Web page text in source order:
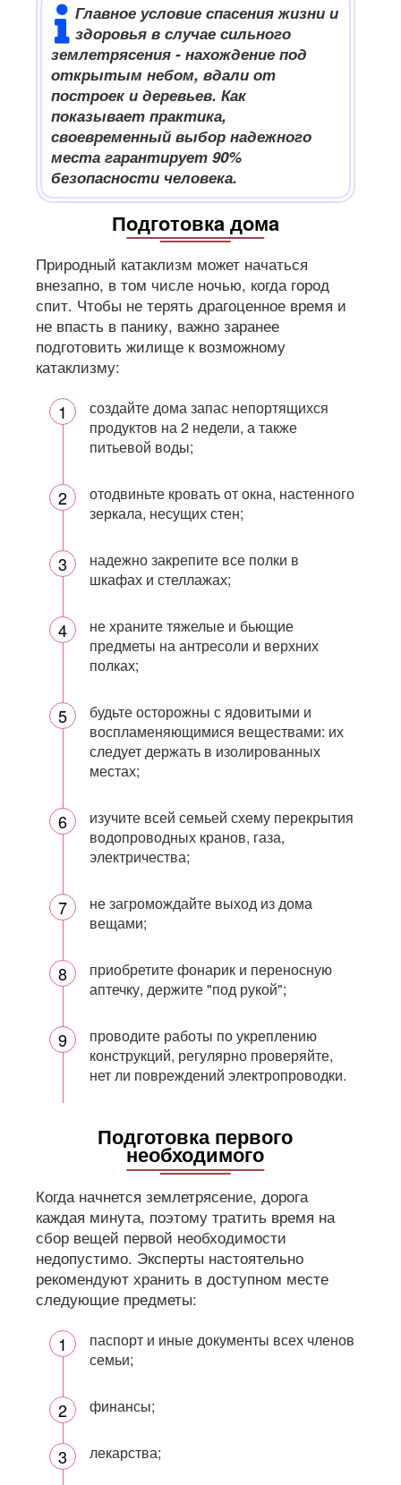
Главное условие спасения жизни и
здоровья в случае сильного
землетрясения - нахождение под
открытым небом, вдали от
построек и деревьев. Как
показывает практика,
своевременный выбор надежного
места гарантирует 90%
безопасности человека.
Пoдгoтoвкa дoмa
Природный катаклизм может начаться
внезапно, в том числе ночью, когда город
спит. Чтобы не терять драгоценное время и
не впасть в панику, важно заранее
подготовить жилище к возможному
катаклизму:
создайте дома запас непортящихся
продуктов на 2 недели, а также
питьевой воды;
отодвиньте кровать от окна, настенного
зеркала, несущих стен;
надежно закрепите все полки в
шкафах и стеллажах;
не храните тяжелые и бьющие
предметы на антресоли и верхних
полках;
будьте осторожны с ядовитыми и
воспламеняющимися веществами: их
следует держать в изолированных
местах;
изучите всей семьей схему перекрытия
водопроводных кранов, газа,
электричества;
не загромождайте выход из дома
вещами;
приобретите фонарик и переносную
аптечку, держите "под рукой";
проводите работы по укреплению
конструкций, регулярно проверяйте,
нет ли повреждений электропроводки.
Подготовка первого
необходимого
Когда начнется землетрясение, дорога
каждая минута, поэтому тратить время на
сбор вещей первой необходимости
недопустимо. Эксперты настоятельно
рекомендуют хранить в доступном месте
следующие предметы:
паспорт и иные документы всех членов
семьи;
финансы;
лекарства;